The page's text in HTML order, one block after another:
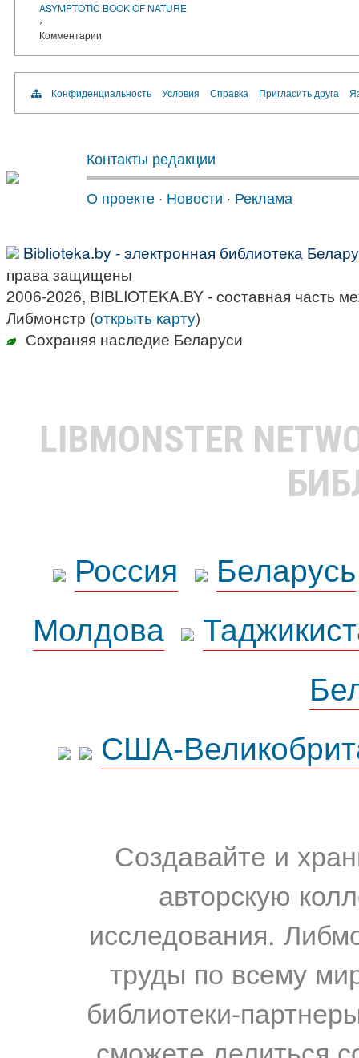
ASYMPTOTIC BOOK OF NATURE
›
Комментарии
Конфиденциальность Условия Справка Пригласить друга
Контакты редакции
О проекте · Новости · Реклама
Biblioteka.by - электронная библиотека
права защищены
2006-2026, BIBLIOTEKA.BY - составная часть
Либмонстр (открыть карту)
Сохраняя наследие Беларуси
LIBMONSTER
Россия
Беларусь
Молдова
США-
Создавайте и
авторскую
исследования.
труды по всему
библиотеки-